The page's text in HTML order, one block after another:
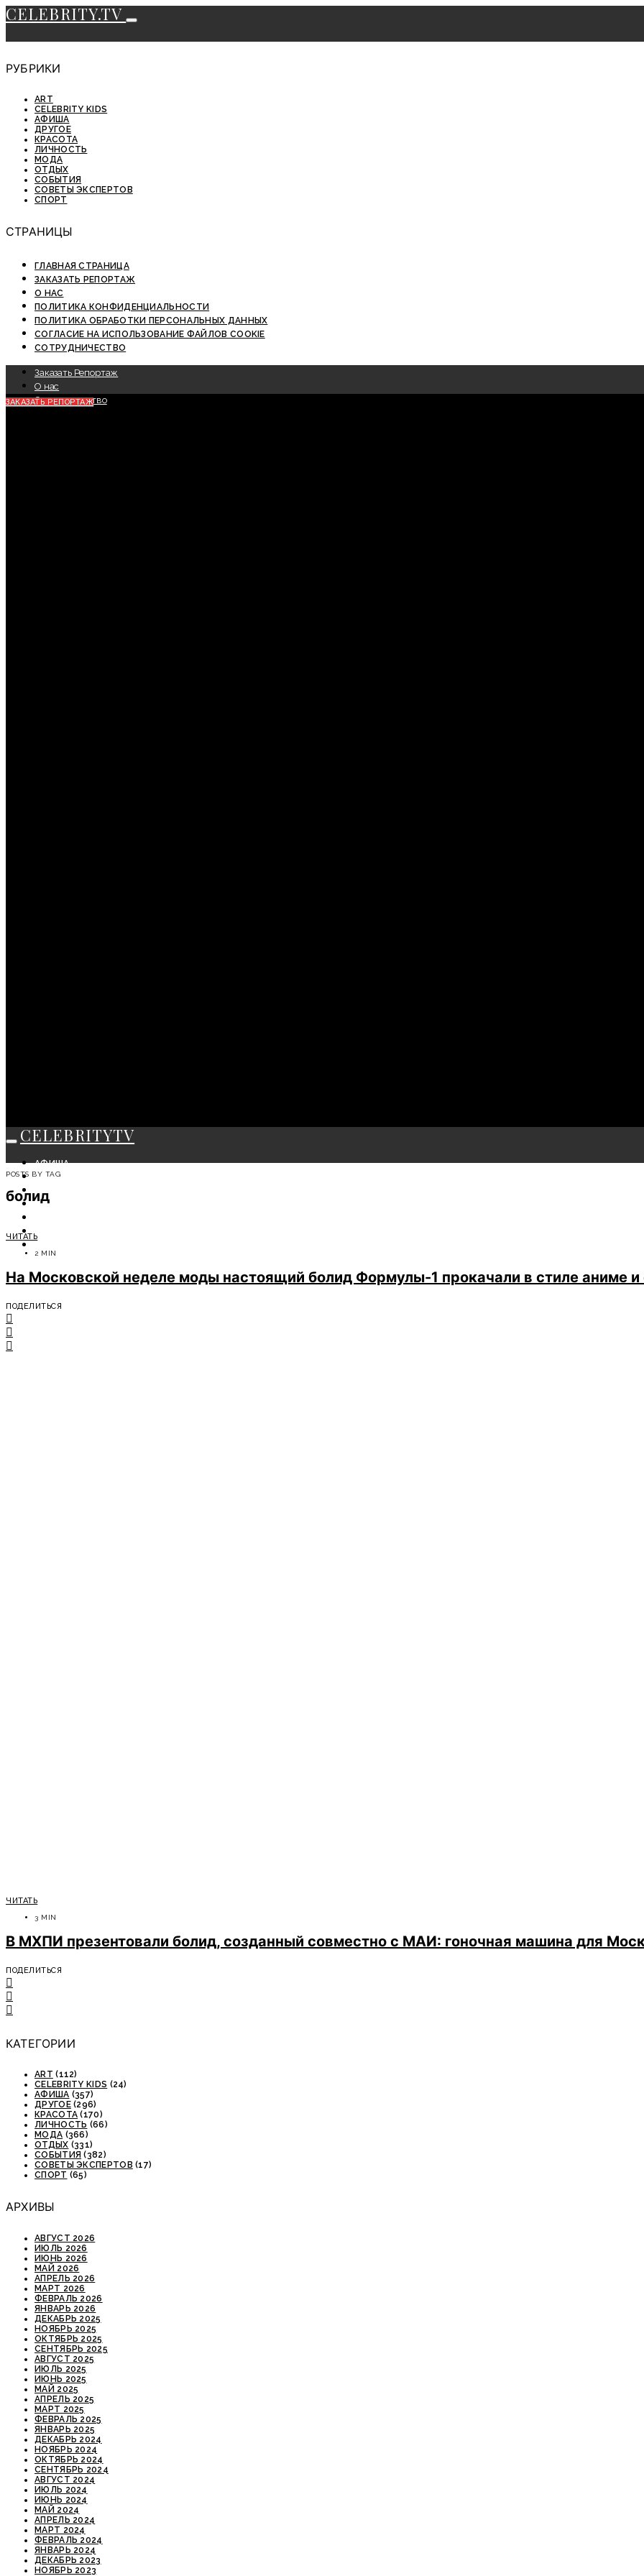
CELEBRITY.TV
РУБРИКИ
ART
CELEBRITY KIDS
АФИША
ДРУГОЕ
КРАСОТА
ЛИЧНОСТЬ
МОДА
ОТДЫХ
СОБЫТИЯ
СОВЕТЫ ЭКСПЕРТОВ
СПОРТ
СТРАНИЦЫ
ГЛАВНАЯ СТРАНИЦА
ЗАКАЗАТЬ РЕПОРТАЖ
О НАС
ПОЛИТИКА КОНФИДЕНЦИАЛЬНОСТИ
ПОЛИТИКА ОБРАБОТКИ ПЕРСОНАЛЬНЫХ ДАННЫХ
СОГЛАСИЕ НА ИСПОЛЬЗОВАНИЕ ФАЙЛОВ COOKIE
СОТРУДНИЧЕСТВО
Заказать Репортаж
О нас
Сотрудничество
ЗАКАЗАТЬ РЕПОРТАЖ
CELEBRITYTV
АФИША
СОБЫТИЯ
КРАСОТА
МОДА
POSTS BY TAG
болид
ЧИТАТЬ
2 MIN
На Московской неделе моды настоящий болид Формулы-1 прокачали в стиле аниме и
ПОДЕЛИТЬСЯ
ЧИТАТЬ
3 MIN
В МХПИ презентовали болид, созданный совместно с МАИ: гоночная машина для
ПОДЕЛИТЬСЯ
КАТЕГОРИИ
ART (112)
CELEBRITY KIDS (24)
АФИША (357)
ДРУГОЕ(296)
КРАСОТА (170)
ЛИЧНОСТЬ (66)
МОДА (366)
ОТДЫХ (331)
СОБЫТИЯ (382)
СОВЕТЫ ЭКСПЕРТОВ (17)
СПОРТ (65)
АРХИВЫ
АВГУСТ 2026
ИЮЛЬ 2026
ИЮНЬ 2026
МАЙ 2026
АПРЕЛЬ 2026
МАРТ 2026
ФЕВРАЛЬ 2026
ЯНВАРЬ 2026
ДЕКАБРЬ 2025
НОЯБРЬ 2025
ОКТЯБРЬ 2025
СЕНТЯБРЬ 2025
АВГУСТ 2025
ИЮЛЬ 2025
ИЮНЬ 2025
МАЙ 2025
АПРЕЛЬ 2025
МАРТ 2025
ФЕВРАЛЬ 2025
ЯНВАРЬ 2025
ДЕКАБРЬ 2024
НОЯБРЬ 2024
ОКТЯБРЬ 2024
СЕНТЯБРЬ 2024
АВГУСТ 2024
ИЮЛЬ 2024
ИЮНЬ 2024
МАЙ 2024
АПРЕЛЬ 2024
МАРТ 2024
ФЕВРАЛЬ 2024
ЯНВАРЬ 2024
ДЕКАБРЬ 2023
НОЯБРЬ 2023